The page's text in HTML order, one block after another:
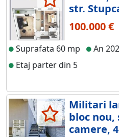
str.
100.000 €
Suprafata 60 mp An
Etaj parter din 5
Militari
bloc nou,
camere,